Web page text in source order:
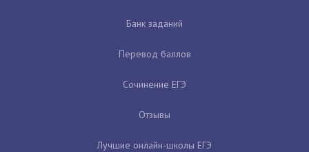
Банк заданий
Перевод баллов
Сочинение ЕГЭ
Отзывы
Лучшие онлайн-школы ЕГЭ